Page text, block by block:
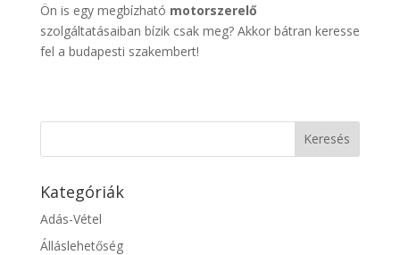
Ön is egy megbízható motorszerelő
szolgáltatásaiban bízik csak meg? Akkor bátran keresse
fel a budapesti szakembert!
Kategóriák
Adás-Vétel
Álláslehetőség